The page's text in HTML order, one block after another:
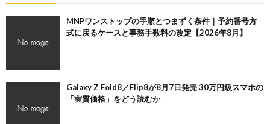
MNPワンストップの手順とつまずく条件｜予約番号方
式に戻るケースと事務手数料の改定【2026年8月】
Galaxy Z Fold8／Flip8が8月7日発売 30万円級スマホの
「実質価格」をどう読むか